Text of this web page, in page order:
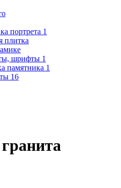
портрета 1
плитка
шрифты 1
памятника 1
16